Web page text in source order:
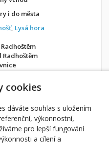
i do města
, Lysá hora
Radhoštěm
přesAirbnb
cookies
dáváte souhlas s uložením
výkonnostní,
pro lepší fungování
a cílení a